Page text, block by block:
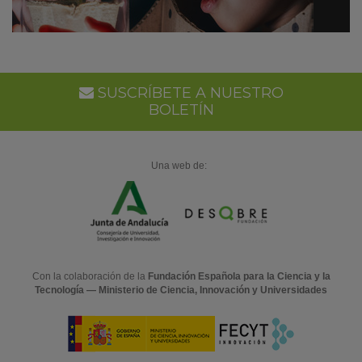
SUSCRÍBETE A NUESTRO
BOLETÍN
Una web de:
Con la colaboración de la Fundación Española para la Ciencia y la
Tecnología — Ministerio de Ciencia, Innovación y Universidades